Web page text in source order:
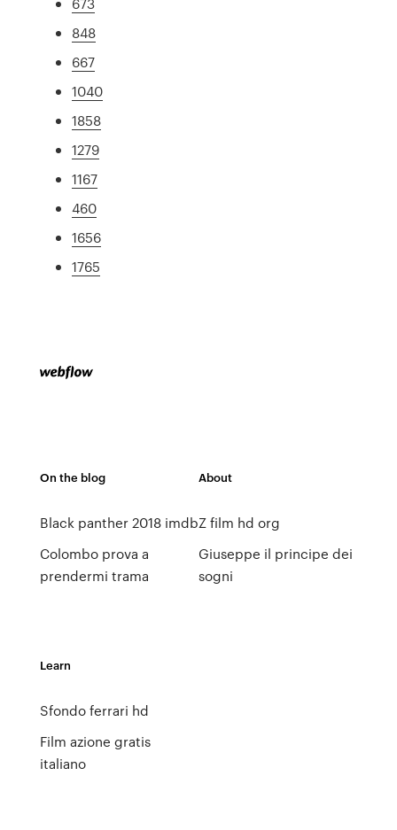
848
667
1040
1858
1279
1167
460
1656
1765
On the blog
Black panther 2018 imdb
Colombo prova a
prendermi trama
About
Z film hd org
Giuseppe il principe dei
sogni
Learn
Sfondo ferrari hd
Film azione gratis
italiano